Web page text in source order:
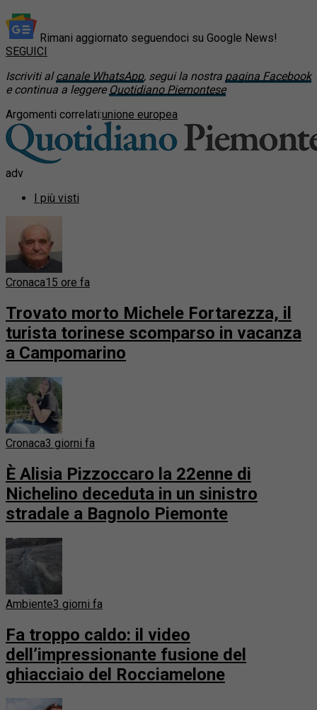
Rimani aggiornato seguendoci su Google News!
SEGUICI
Iscriviti alcanale WhatsApp, segui la nostra pagina Facebook
e continua a leggere Quotidiano Piemontese
Argomenti correlati:unione europea
adv
I più visti
Cronaca15 ore fa
Trovato morto Michele Fortarezza, il
turista torinese scomparso in vacanza
a Campomarino
Cronaca3 giorni fa
È Alisia Pizzoccaro la 22enne di
Nichelino deceduta in un sinistro
stradale a Bagnolo Piemonte
Ambiente3 giorni fa
Fa troppo caldo: il video
dell’impressionante fusione del
ghiacciaio del Rocciamelone